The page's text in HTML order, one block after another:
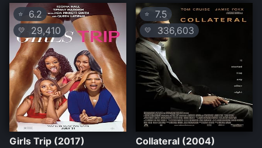
⭐ 6.2
💛 29,410
Girls Trip (2017)
⭐ 7.5
💛 336,603
Collateral (2004)